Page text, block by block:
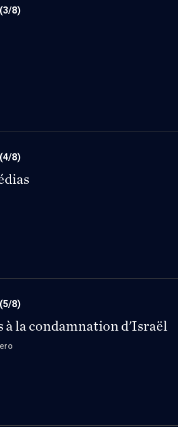
(3/8)
(4/8)
(5/8)
à la condamnation d'Israël